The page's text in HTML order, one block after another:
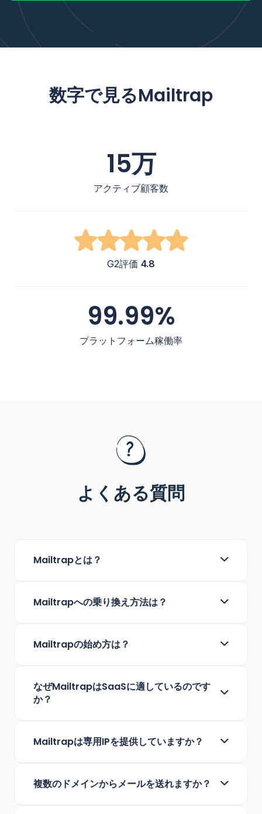
数字で見るMailtrap
15万
アクティブ顧客数
G2評価 4.8
99.99%
プラットフォーム稼働率
よくある質問
Mailtrapとは？
品チーム向けに設計されたメール配信システムで、
Mailtrapへの乗り換え方法は？
なります。SendGrid,Mailgun
Amazon
ートがご必要な場合は移行サポートフォームより、
いつでも当社にお問い合わせください。
Mailtrapの始め方は？
送信ドメインを追加・確認します。ドメインの確認
後、全種類のメール送信を開始できます。なお弊社
わせください。
なぜMailtrapはSaaSに適しているのです
か？
高い到達率
容易なスケーリング
Mailtrapは専用IPを提供していますか？
す。またMailtrapはIPアドレスの自動ウォームアップ
複数のドメインからメールを送れますか？